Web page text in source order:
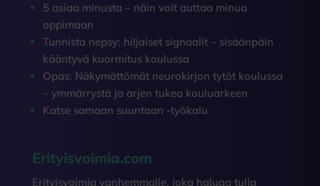
5 asiaa minusta – näin voit auttaa minua
oppimaan
Tunnista nepsy: hiljaiset signaalit – sisäänpäin
kääntyvä kuormitus koulussa
Opas: Näkymättömät neurokirjon tytöt koulussa
– ymmärrystä ja arjen tukea kouluarkeen
Katse samaan suuntaan -työkalu
Erityisvoimia.com
Erityisvoimia vanhemmalle, joka haluaa tulla